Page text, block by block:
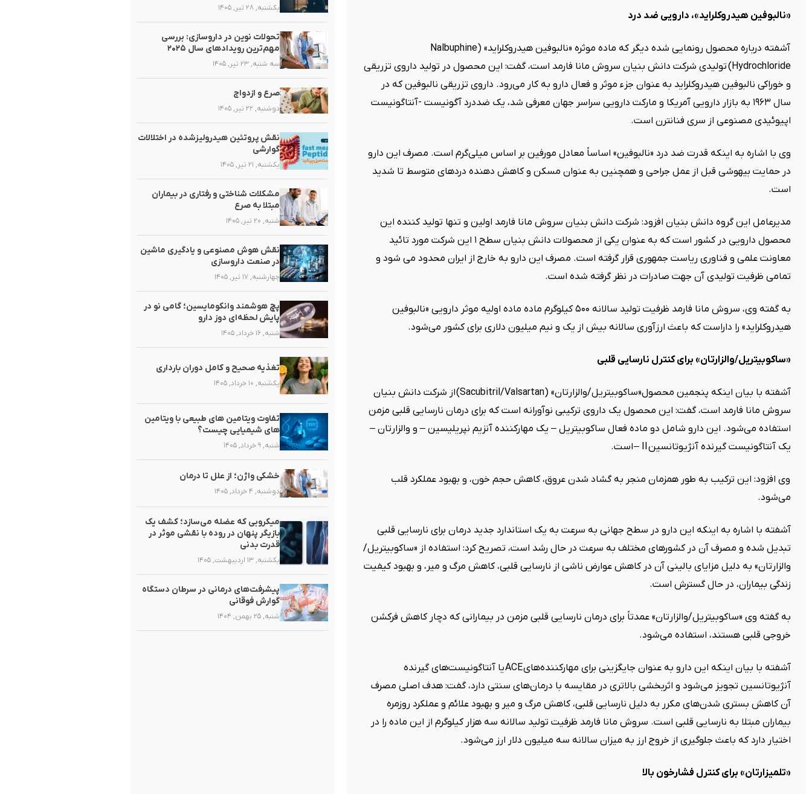
«نالبوفین هیدروکلراید»، دارویی ضد درد
آشفته درباره محصول رونمایی شده دیگر که ماده موثره «نالبوفین هیدروکلراید
» (Nalbuphine
Hydrochloride) تولیدی شرکت دانش بنیان سروش مانا فارمد است، گفت: این محصول در تولید داروی تزریقی
و خوراکی نالبوفین هیدروکلراید به عنوان جزء موثر و فعال دارو به کار می‌رود. داروی تزریقی نالبوفین که در
سال ۱۹۶۳ به بازار دارویی آمریکا و مارکت دارویی سراسر جهان معرفی شد، یک ضددرد آگونیست -آنتاگونیست
اپیوئیدی مصنوعی از سری فنانترن است.
وی با اشاره به اینکه قدرت ضد درد «نالبوفین» اساساً معادل مورفین بر اساس میلی‌گرم است. مصرف این دارو
در حمایت بیهوشی قبل از عمل جراحی و همچنین به عنوان مسکن و کاهش دهنده‌ دردهای متوسط تا شدید
است.
مدیرعامل این گروه دانش بنیان افزود: شرکت دانش بنیان سروش مانا فارمد اولین و تنها تولید کننده این
محصول دارویی در کشور است که به عنوان یکی از محصولات دانش بنیان سطح ۱ این شرکت مورد تائید
معاونت علمی و فناوری ریاست جمهوری قرار گرفته است. مصرف این دارو به خارج از ایران محدود می شود و
تمامی ظرفیت تولیدی آن جهت صادرات در نظر گرفته شده است.
به گفته وی، سروش مانا فارمد ظرفیت تولید سالانه ۵۰۰ کیلوگرم ماده ماده اولیه موثر دارویی «نالبوفین
هیدروکلراید» را داراست که باعث ارزآوری سالانه بیش از یک و نیم میلیون دلاری برای کشور می‌شود.
«ساکوبیتریل/والزارتان» برای کنترل نارسایی قلبی
آشفته با بیان اینکه پنجمین محصول«ساکوبیتریل/والزارتان» (Sacubitril/Valsartan)
از شرکت دانش بنیان
سروش مانا فارمد است، گفت: این محصول یک داروی ترکیبی نوآورانه است که برای درمان نارسایی قلبی مزمن
استفاده می‌شود. این دارو شامل دو ماده فعال ساکوبیتریل – یک مهارکننده آنزیم نپریلیسین – و والزارتان –
یک آنتاگونیست گیرنده آنژیوتانسین
است.
وی افزود: این ترکیب به طور همزمان منجر به گشاد شدن عروق، کاهش حجم خون، و بهبود عملکرد قلب
می‌شود.
آشفته با اشاره به اینکه این دارو در سطح جهانی به سرعت به یک استاندارد جدید درمان برای نارسایی قلبی
تبدیل شده و مصرف آن در کشورهای مختلف به سرعت در حال رشد است، تصریح کرد: استفاده از «ساکوبیتریل/
والزارتان» به دلیل مزایای بالینی آن در کاهش عوارض ناشی از نارسایی قلبی، کاهش مرگ و میر، و بهبود کیفیت
زندگی بیماران، در حال گسترش است.
به گفته وی «ساکوبیتریل/والزارتان» عمدتاً برای درمان نارسایی قلبی مزمن در بیمارانی که دچار کاهش فرکشن
خروجی قلبی هستند، استفاده می‌شود.
آشفته با بیان اینکه این دارو به عنوان جایگزینی برای مهارکننده‌های
یا آنتاگونیست‌های گیرنده
آنژیوتانسین تجویز می‌شود و اثربخشی بالاتری در مقایسه با درمان‌های سنتی دارد، گفت: هدف اصلی مصرف
آن کاهش بستری شدن‌های مکرر به دلیل نارسایی قلبی، کاهش مرگ و میر و بهبود علائم و عملکرد روزمره
بیماران مبتلا به نارسایی قلبی است. سروش مانا فارمد ظرفیت تولید سالانه سه هزار کیلوگرم از این ماده را در
اختیار دارد که باعث جلوگیری از خروج ارز به میزان سالانه سه میلیون دلار ارز می‌شود.
«تلمیزارتان» برای کنترل فشارخون بالا
یکشنبه, ۲۸ تیر, ۱۴۰۵
تحولات نوین در داروسازی: بررسی
مهم‌ترین رویدادهای سال ۲۰۲۵
سه شنبه, ۲۳ تیر, ۱۴۰۵
صرع و ازدواج
دوشنبه, ۲۲ تیر, ۱۴۰۵
نقش پروتئین هیدرولیزشده در اختلالات
گوارشی
یکشنبه, ۲۱ تیر, ۱۴۰۵
مشکلات شناختی و رفتاری در بیماران
مبتلا به صرع
شنبه, ۲۰ تیر, ۱۴۰۵
نقش هوش مصنوعی و یادگیری ماشین
در صنعت داروسازی
چهارشنبه, ۱۷ تیر, ۱۴۰۵
پچ هوشمند وانکومایسین؛ گامی نو در
پایش لحظه‌ای دوز دارو
شنبه, ۱۶ خرداد, ۱۴۰۵
تغذیه صحیح و کامل دوران بارداری
یکشنبه, ۱۰ خرداد, ۱۴۰۵
تفاوت ویتامین های طبیعی با ویتامین
های شیمیایی چیست؟
شنبه, ۹ خرداد, ۱۴۰۵
خشکی واژن؛ از علل تا درمان
دوشنبه, ۴ خرداد, ۱۴۰۵
میکروبی که عضله می‌سازد؛ کشف یک
بازیگر پنهان در روده با نقشی موثر در
قدرت بدنی
یکشنبه, ۱۳ اردیبهشت, ۱۴۰۵
پیشرفت‌های درمانی در سرطان دستگاه
گوارش فوقانی
شنبه, ۲۵ بهمن, ۱۴۰۴